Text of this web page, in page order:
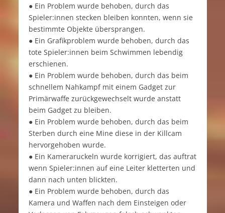
● Ein Problem wurde behoben, durch das
Spieler:innen stecken bleiben konnten, wenn sie
bestimmte Objekte übersprangen.
● Ein Grafikproblem wurde behoben, durch das
tote Spieler:innen beim Schwimmen lebendig
erschienen.
● Ein Problem wurde behoben, durch das beim
schnellem Nahkampf mit einem Gadget zur
Primärwaffe zurückgewechselt wurde anstatt
beim Gadget zu bleiben.
● Ein Problem wurde behoben, durch das beim
Sterben durch eine Mine diese in der Killcam
hervorgehoben wurde.
● Ein Kameraruckeln wurde korrigiert, das auftrat
wenn Spieler:innen auf eine Leiter kletterten und
dann nach unten blickten.
● Ein Problem wurde behoben, durch das
Kamera und Waffen nach dem Einsteigen oder